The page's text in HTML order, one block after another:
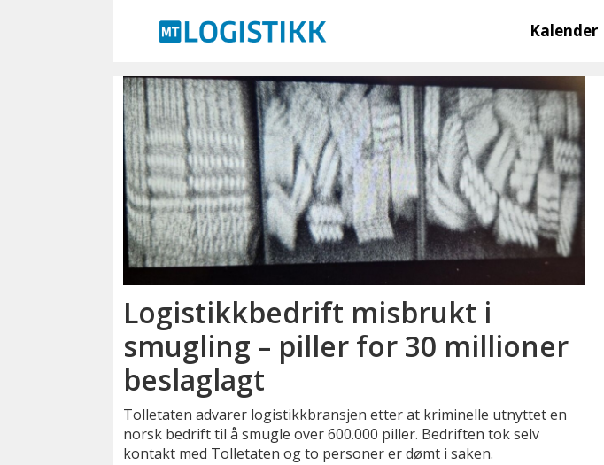
Kalender
tolletaten
Logistikkbedrift misbrukt i
smugling – piller for 30 millioner
beslaglagt
Tolletaten advarer logistikkbransjen etter at kriminelle utnyttet en
norsk bedrift til å smugle over 600.000 piller. Bedriften tok selv
kontakt med Tolletaten og to personer er dømt i saken.